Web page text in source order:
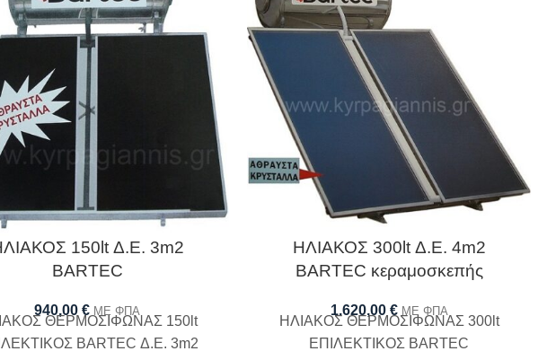
150lt Δ.Ε. 3m2
BARTEC
940,00 € ΜΕ ΦΠΑ
ΘΕΡΜΟΣΙΦΩΝΑΣ 150lt
BARTEC Δ.Ε. 3m2
ΗΛΙΑΚΟΣ 300lt Δ.Ε. 4m2
BARTEC κεραμοσκεπής
1.620,00 € ΜΕ ΦΠΑ
ΗΛΙΑΚΟΣ ΘΕΡΜΟΣΙΦΩΝΑΣ 300lt
ΕΠΙΛΕΚΤΙΚΟΣ BARTEC